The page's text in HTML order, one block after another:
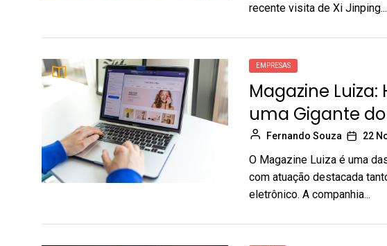
recente visita de Xi Jinping...
EMPRESAS
Magazine Luiza:
uma Gigante
Fernando Souza 22
O Magazine Luiza é uma
com atuação destacada
eletrônico. A companhia...